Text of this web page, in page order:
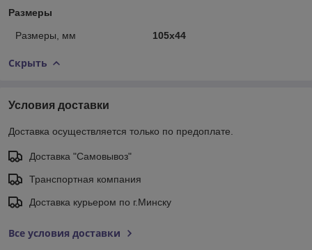
Размеры
Размеры, мм 105х44
Скрыть
Условия доставки
Доставка осуществляется только по предоплате.
Доставка "Самовывоз"
Транспортная компания
Доставка курьером по г.Минску
Все условия доставки